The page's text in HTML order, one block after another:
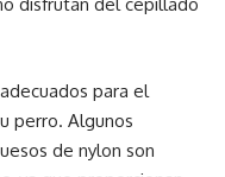
para el
perro. Algunos
de nylon son